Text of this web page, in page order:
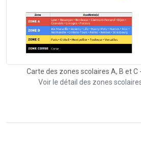
Carte des zones scolaires A, B et C
Voir le détail des zones